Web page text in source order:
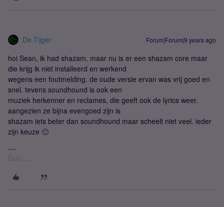
De Tijger Forum|Forum|9 years ago
hoi Sean, ik had shazam, maar nu is er een shazam core maar
die krijg ik niet installeerd en werkend
wegens een foutmelding. de oude versie ervan was vrij goed en
snel. tevens soundhound is ook een
muziek herkenner en reclames, die geeft ook de lyrics weer.
aangezien ze bijna evengoed zijn is
shazam iets beter dan soundhound maar scheelt niet veel. ieder
zijn keuze 🙂
Dus.......